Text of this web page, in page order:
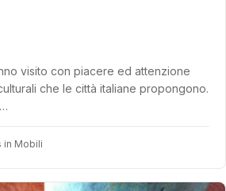
visito con piacere ed attenzione
che le città italiane propongono.
in Mobili